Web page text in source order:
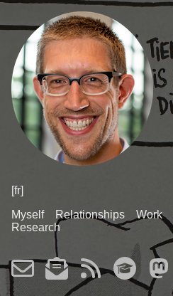
[fr]
Myself
Relationships Work
Research